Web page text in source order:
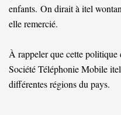
enfants. On dirait à itel
elle remercié.
À rappeler que cette politique
Société Téléphonie Mobile
différentes régions du pays.